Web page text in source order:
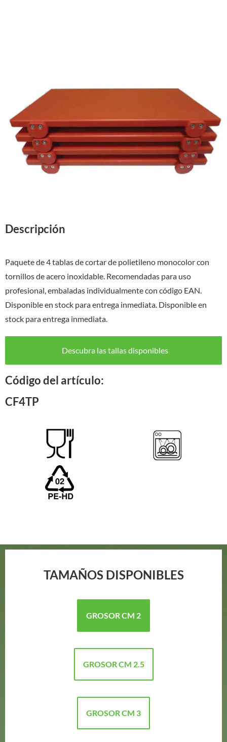
Descripción
Paquete de 4 tablas de cortar de polietileno monocolor con
tornillos de acero inoxidable. Recomendadas para uso
profesional, embaladas individualmente con código EAN.
Disponible en stock para entrega inmediata. Disponible en
stock para entrega inmediata.
Descubra las tallas disponibles
Código del artículo:
CF4TP
TAMAÑOS DISPONIBLES
GROSOR CM 2
GROSOR CM 2.5
GROSOR CM 3